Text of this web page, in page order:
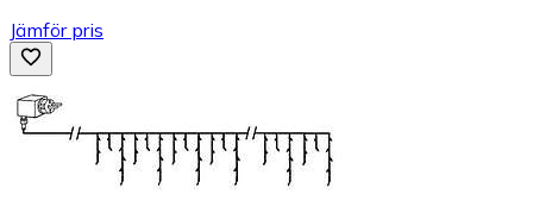
Jämför pris